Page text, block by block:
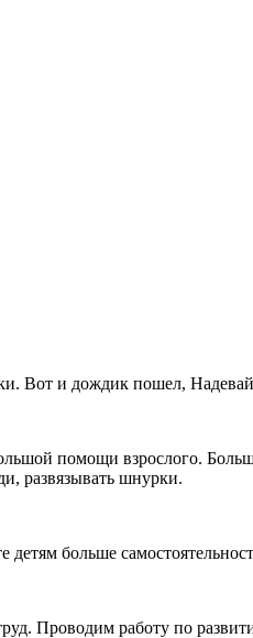
Вот и дождик пошел,
помощи взрослого.
развязывать шнурки.
больше
Проводим работу по